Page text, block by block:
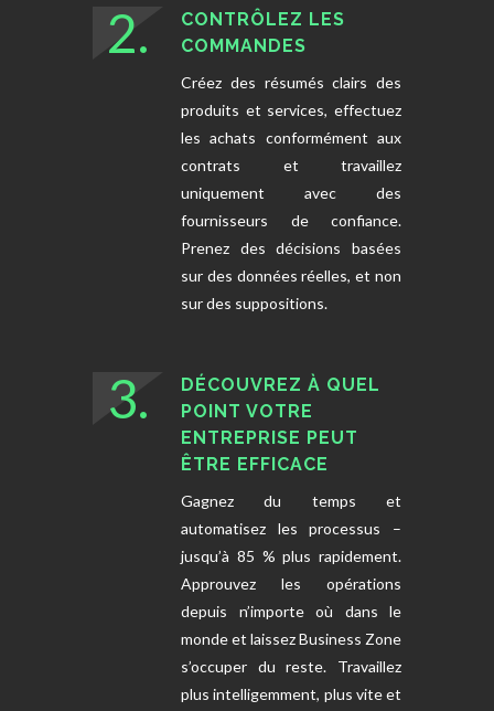
2.
CONTRÔLEZ LES
COMMANDES
Créez des résumés clairs des
produits et services, effectuez
les achats conformément aux
contrats et travaillez
uniquement avec des
fournisseurs de confiance.
Prenez des décisions basées
sur des données réelles, et non
sur des suppositions.
3.
DÉCOUVREZ À QUEL
POINT VOTRE
ENTREPRISE PEUT
ÊTRE EFFICACE
Gagnez du temps et
automatisez les processus –
jusqu’à 85 % plus rapidement.
Approuvez les opérations
depuis n’importe où dans le
monde et laissez Business Zone
s’occuper du reste. Travaillez
plus intelligemment, plus vite et